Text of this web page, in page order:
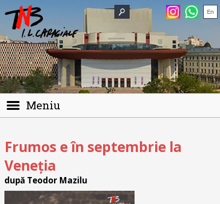
Meniu
Frumos e în septembrie la
Veneția
după Teodor Mazilu